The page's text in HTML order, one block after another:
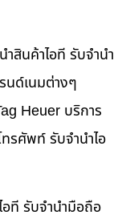
สินค้าไอที รับจำนำ
นด์เนมต่างๆ
Heuer บริการ
รศัพท์ รับจำนำไอ
ที รับจำนำมือถือ